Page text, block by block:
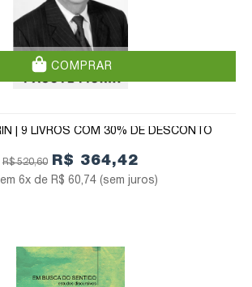
COMPRAR
| 9 LIVROS COM 30% DE DESCONTO
R$ 520,60 R$ 364,42
6x de R$ 60,74 (sem juros)